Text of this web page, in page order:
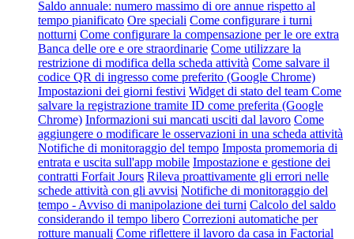
Saldo annuale: numero massimo di ore annue rispetto al
tempo pianificato Ore speciali Come configurare i turni
notturni Come configurare la compensazione per le ore extra
Banca delle ore e ore straordinarie Come utilizzare la
restrizione di modifica della scheda attività Come salvare il
codice QR di ingresso come preferito (Google Chrome)
Impostazioni dei giorni festivi Widget di stato del team Come
salvare la registrazione tramite ID come preferita (Google
Chrome) Informazioni sui mancati usciti dal lavoro Come
aggiungere o modificare le osservazioni in una scheda attività
Notifiche di monitoraggio del tempo Imposta promemoria di
entrata e uscita sull'app mobile Impostazione e gestione dei
contratti Forfait Jours Rileva proattivamente gli errori nelle
schede attività con gli avvisi Notifiche di monitoraggio del
tempo - Avviso di manipolazione dei turni Calcolo del saldo
considerando il tempo libero Correzioni automatiche per
rotture manuali Come riflettere il lavoro da casa in Factorial